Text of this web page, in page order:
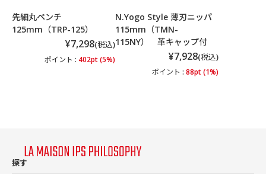
先細丸ペンチ
125mm（TRP-125）
¥7,298(税込)
ポイント : 402pt (5%)
N.Yogo Style 薄刃ニッパ
115mm（TMN-
115NY） 革キャップ付
¥7,928(税込)
ポイント : 88pt (1%)
探す